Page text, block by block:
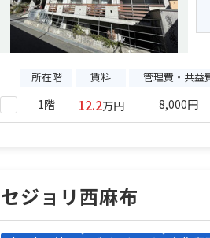
所在階 賃料 管理費・共益
1階 12.2万円 8,000円
セジョリ西麻布